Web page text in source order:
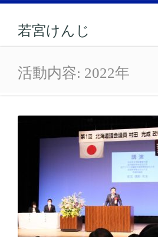
若宮けんじ
年: 2022年
活動内容: 2022年